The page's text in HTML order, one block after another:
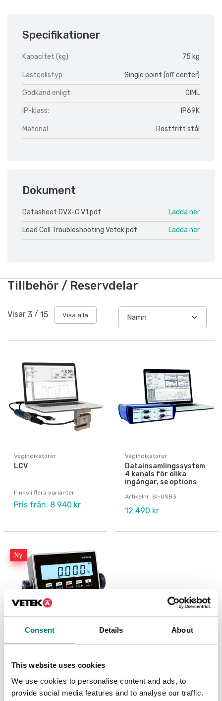
Consent Details About
This website uses cookies
We use cookies to personalise content and ads, to
provide social media features and to analyse our traffic.
Specifikationer
Kapacitet (kg): 75 kg
Lastcellstyp: Single point (off center)
Godkänd enligt: OIML
IP-klass: IP69K
Material: Rostfritt stål
Dokument
Datasheet DVX-C V1.pdf Ladda ner
Load Cell Troubleshooting Vetek.pdf Ladda ner
Tillbehör / Reservdelar
Visar 3 / 15 Visa alla
Vågindikatorer
LCV
Finns i flera varianter
Pris från: 8 940 kr
Vågindikatorer
Datainsamlingssystem
4 kanals för olika
ingångar, se options
Artikelnr: SI-USB3
12 490 kr
Ny
Finns i flera varianter
Pris från: 5 290 kr